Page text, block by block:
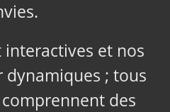
interactives et nos
dynamiques ; tous
des